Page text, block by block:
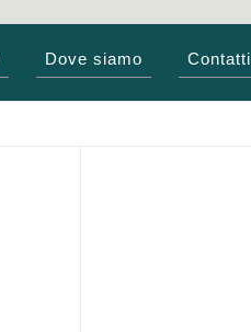
Dove siamo Contatti